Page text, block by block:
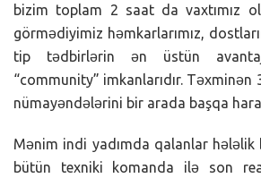
bizim toplam 2 saat da vaxtımız
görmədiyimiz həmkarlarımız,
tip tədbirlərin ən üstün
“community” imkanlarıdır.
nümayəndələrini bir arada başqa
Mənim indi yadımda qalanlar hələlik
bütün texniki komanda ilə son